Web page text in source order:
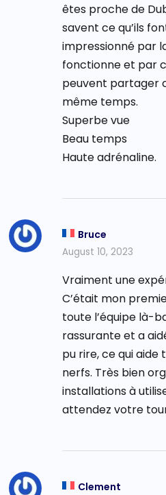
êtes proche de
savent ce qu’ils
impressionné par
fonctionne et par
peuvent partager
même temps.
Superbe vue
Beau temps
Haute adrénaline.
Bruce
August 10, 2023
Vraiment une
C’était mon
toute l’équipe là-
rassurante et a
pu rire, ce qui aide
nerfs. Très bien
installations à
attendez votre
Clement